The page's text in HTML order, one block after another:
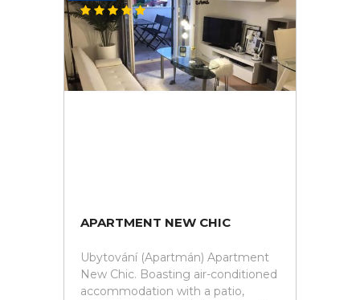
APARTMENT NEW CHIC
Ubytování (Apartmán) Apartment
New Chic. Boasting air-conditioned
accommodation with a patio,